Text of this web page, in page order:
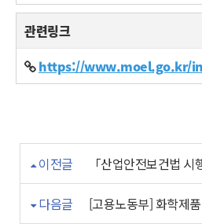
관련링크
https://www.moel.go.kr/
이전글 「산업안전보건법
다음글 [고용노동부] 화학제